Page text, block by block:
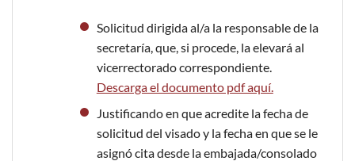
Solicitud dirigida al/a la responsable de la
secretaría, que, si procede, la elevará al
vicerrectorado correspondiente.
Descarga el documento pdf aquí.
Justificando en que acredite la fecha de
solicitud del visado y la fecha en que se le
asignó cita desde la embajada/consolado